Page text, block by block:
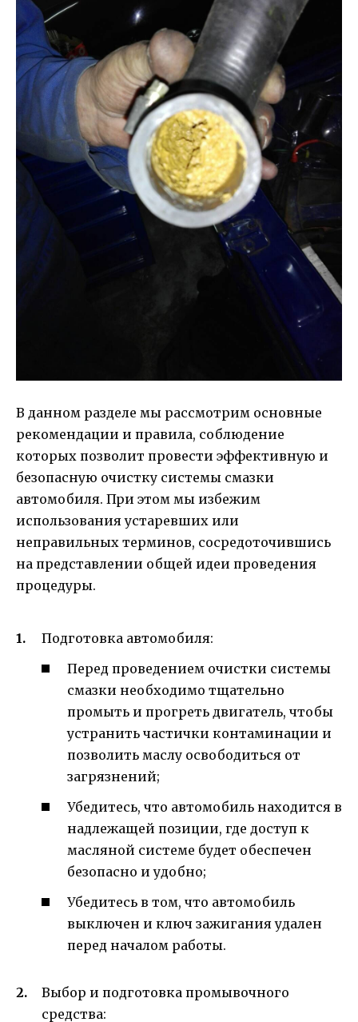
В данном разделе мы рассмотрим основные
рекомендации и правила, соблюдение
которых позволит провести эффективную и
безопасную очистку системы смазки
автомобиля. При этом мы избежим
использования устаревших или
неправильных терминов, сосредоточившись
на представлении общей идеи проведения
процедуры.
Подготовка автомобиля:
Перед проведением очистки системы
смазки необходимо тщательно
промыть и прогреть двигатель, чтобы
устранить частички контаминации и
позволить маслу освободиться от
загрязнений;
Убедитесь, что автомобиль находится в
надлежащей позиции, где доступ к
масляной системе будет обеспечен
безопасно и удобно;
Убедитесь в том, что автомобиль
выключен и ключ зажигания удален
перед началом работы.
Выбор и подготовка промывочного
средства: